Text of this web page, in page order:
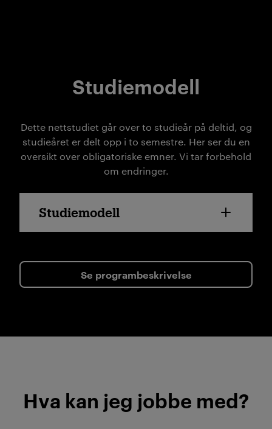
Studiemodell
Dette nettstudiet går over to studieår på deltid, og
studieåret er delt opp i to semestre. Her ser du en
oversikt over obligatoriske emner. Vi tar forbehold
om endringer.
Studiemodell
Se programbeskrivelse
Hva kan jeg jobbe med?